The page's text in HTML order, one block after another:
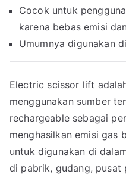
Cocok untuk
karena bebas emisi
Umumnya digunakan
Electric scissor lift
menggunakan sumber
rechargeable sebagai
menghasilkan emisi gas
untuk digunakan di
di pabrik, gudang, pusat